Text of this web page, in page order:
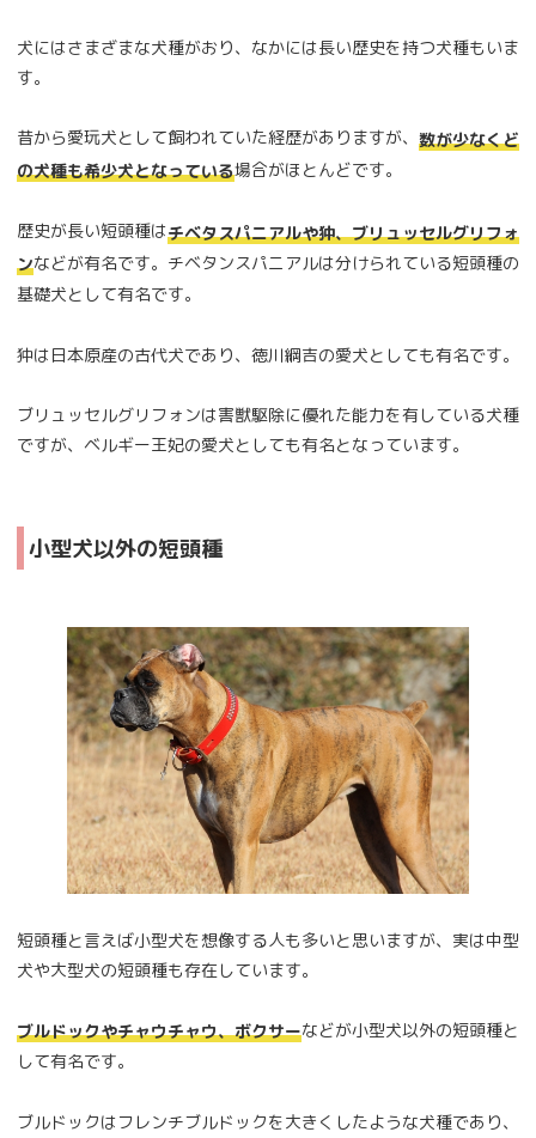
犬にはさまざまな犬種がおり、なかには長い歴史を持つ犬種もいま
す。
昔から愛玩犬として飼われていた経歴がありますが、 数が少なくど
の犬種も希少犬となっている場合がほとんどです。
歴史が長い短頭種はチベタスパニアルや狆、ブリュッセルグリフォ
ンなどが有名です。チベタンスパニアルは分けられている短頭種の
基礎犬として有名です。
狆は日本原産の古代犬であり、徳川綱吉の愛犬としても有名です。
ブリュッセルグリフォンは害獣駆除に優れた能力を有している犬種
ですが、ベルギー王妃の愛犬としても有名となっています。
小型犬以外の短頭種
短頭種と言えば小型犬を想像する人も多いと思いますが、実は中型
犬や大型犬の短頭種も存在しています。
ブルドックやチャウチャウ、ボクサーなどが小型犬以外の短頭種と
して有名です。
ブルドックはフレンチブルドックを大きくしたような犬種であり、